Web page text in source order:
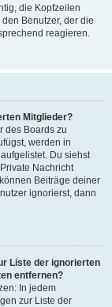
die Kopfzeilen
Benutzer, der die
reagieren.
Mitglieder?
des Boards zu
werden in
Du siehst
Nachricht
Beiträge deiner
ignorierst, dann
Liste der ignorierten
entfernen?
In jedem
zur Liste der